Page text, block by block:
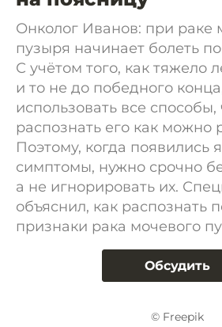
Онколог Иванов: при раке
пузыря начинает болеть
С учётом того, как тяжело
и то не до победного
использовать все способы,
распознать его как можно
Поэтому, когда появились
симптомы, нужно срочно
а не игнорировать их.
объяснил, как распознать
признаки рака мочевого
Обсудить
© Freepik